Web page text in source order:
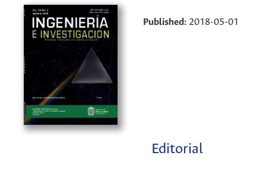
Published: 2018-05-01
Editorial